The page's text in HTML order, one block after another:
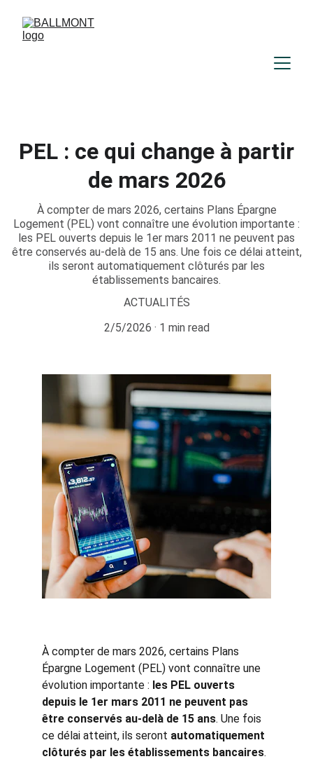
PEL : ce qui change à partir
de mars 2026
À compter de mars 2026, certains Plans Épargne
Logement (PEL) vont connaître une évolution importante :
les PEL ouverts depuis le 1er mars 2011 ne peuvent pas
être conservés au-delà de 15 ans. Une fois ce délai atteint,
ils seront automatiquement clôturés par les
établissements bancaires.
ACTUALITÉS
2/5/2026
1 min read
À compter de mars 2026, certains Plans
Épargne Logement (PEL) vont connaître une
évolution importante : les PEL ouverts
depuis le 1er mars 2011 ne peuvent pas
être conservés au-delà de 15 ans. Une fois
ce délai atteint, ils seront automatiquement
clôturés par les établissements bancaires.